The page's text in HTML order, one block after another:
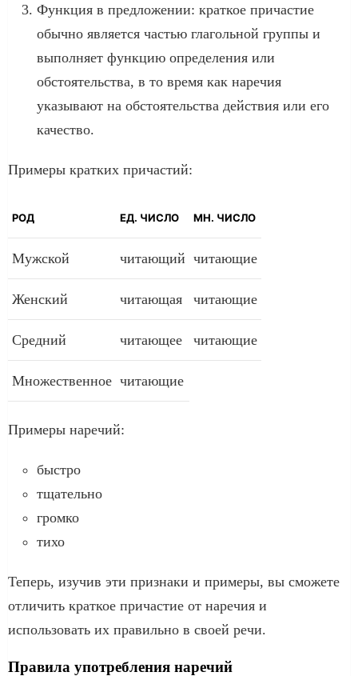
Функция в предложении: краткое причастие
обычно является частью глагольной группы и
выполняет функцию определения или
обстоятельства, в то время как наречия
указывают на обстоятельства действия или его
качество.
Примеры кратких причастий:
РОД ЕД. ЧИСЛО МН. ЧИСЛО
Мужской читающий читающие
Женский читающая читающие
Средний читающее читающие
Множественное читающие
Примеры наречий:
быстро
тщательно
громко
тихо
Теперь, изучив эти признаки и примеры, вы сможете
отличить краткое причастие от наречия и
использовать их правильно в своей речи.
Правила употребления наречий